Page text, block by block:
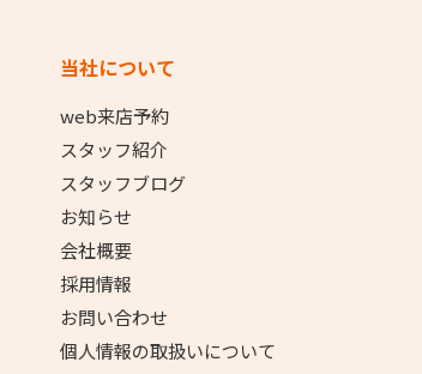
当社について
web来店予約
スタッフ紹介
スタッフブログ
お知らせ
会社概要
採用情報
お問い合わせ
個人情報の取扱いについて